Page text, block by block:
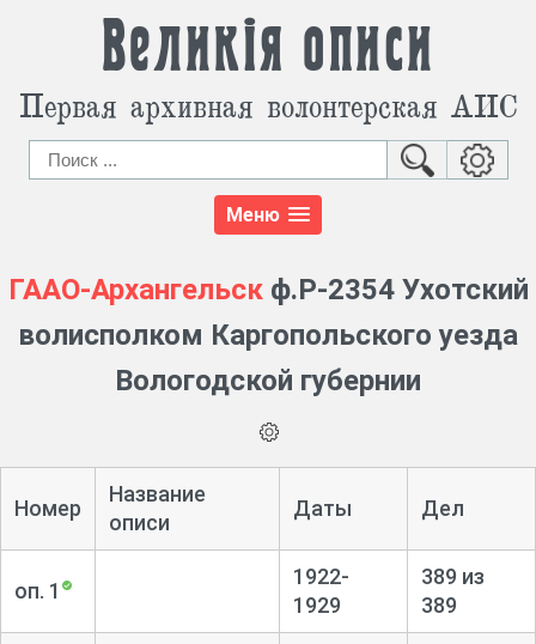
Великія описи
Первая архивная волонтерская АИС
Меню
ГААО-Архангельскф.Р-2354 Ухотский
волисполком Каргопольского уезда
Вологодской губернии
Номер
Название
описи
Даты Дел
оп. 1
1922-
1929
389 из
389